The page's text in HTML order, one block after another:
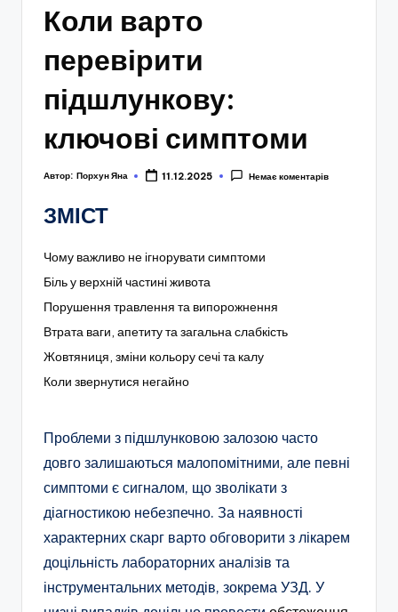
Коли варто
перевірити
підшлункову:
ключові симптоми
Автор: Порхун Яна 11.12.2025 Немає коментарів
ЗМІСТ
Чому важливо не ігнорувати симптоми
Біль у верхній частині живота
Порушення травлення та випорожнення
Втрата ваги, апетиту та загальна слабкість
Жовтяниця, зміни кольору сечі та калу
Коли звернутися негайно
Проблеми з підшлунковою залозою часто
довго залишаються малопомітними, але певні
симптоми є сигналом, що зволікати з
діагностикою небезпечно. За наявності
характерних скарг варто обговорити з лікарем
доцільність лабораторних аналізів та
інструментальних методів, зокрема УЗД. У